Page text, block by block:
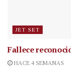
JET SET
Fallece
HACE 4 SEMANAS